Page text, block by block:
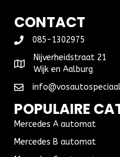
CONTACT
085-1302975
Nijverheidstraat 21
Wijk en Aalburg
POPULAIRE
Mercedes A automat
Mercedes B automat